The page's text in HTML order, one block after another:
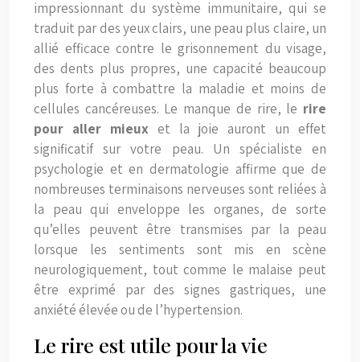
impressionnant du système immunitaire, qui se
traduit par des yeux clairs, une peau plus claire, un
allié efficace contre le grisonnement du visage,
des dents plus propres, une capacité beaucoup
plus forte à combattre la maladie et moins de
cellules cancéreuses. Le manque de rire, le rire
pour aller mieux et la joie auront un effet
significatif sur votre peau. Un spécialiste en
psychologie et en dermatologie affirme que de
nombreuses terminaisons nerveuses sont reliées à
la peau qui enveloppe les organes, de sorte
qu’elles peuvent être transmises par la peau
lorsque les sentiments sont mis en scène
neurologiquement, tout comme le malaise peut
être exprimé par des signes gastriques, une
anxiété élevée ou de l’hypertension.
Le rire est utile pour la vie